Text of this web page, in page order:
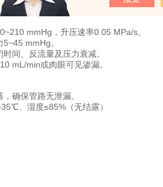
于测试腔，排除气泡并密封。
mmHg，升压速率0.05 MPa/s。
mmHg。
间、反流量及压力衰减。
mL/min或肉眼可见渗漏。
确保管路无泄漏。
、湿度≤85%（无结露）